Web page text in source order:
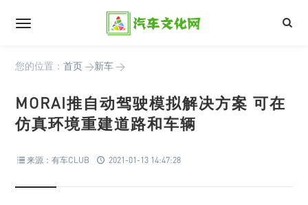
您的位置： 首页 >新车 >
MORAI推自动驾驶模拟解决方案 可在
仿真环境重建道路和车辆
来源：有车CLUB 2021-01-13 14:47:28